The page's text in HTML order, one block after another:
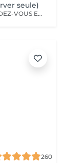
seule)
DIAGNOSTIC & CONSEIL CAPILLAIRE CE RENDEZ-VOUS EST EXCLUSIVEMENT RÉSERVÉ À UNE PREMIÈRE RENCONTRE AVEC NOTRE EXPERT CAPILLAIRE AFIN DE RÉALISER UN DIAGNOSTIC PERSONNALISÉ DE VOS CHEVEUX ET DE VOTRE CUIR CHEVELU. CETTE CONSULTATION DOIT ÊTRE RÉSERVÉE SEULE ET NE PEUT ÊTRE ASSOCIÉE À AUCUNE AUTRE PRESTATION OU RÉSERVATION. À L'ISSUE DE CET ÉCHANGE, UN ACCOMPAGNEMENT ET DES RECOMMANDATIONS ADAPTÉS À VOS BESOINS POURRONT VOUS ÊTRE PROPOSÉS. Diagnostic & Conseil Capillaire Prenez un moment privilégié pour échanger autour de vos cheveux, de vos envies et de vos habitudes. Lors de ce rendez-vous, nous réalisons un diagnostic personnalisé du cuir chevelu et de la fibre capillaire, nous vous orientons vers les coupes, couleurs et traitements les plus adaptés à votre image, à votre routine et à la beauté naturelle de vos cheveux. Nous vous apportons également des conseils personnalisés sur l'entretien à la maison ainsi que sur les produits les plus adaptés à vos besoins pour prolonger les résultats et préserver la beauté de vos cheveux au quotidien. Ce moment permet aussi de répondre à toutes vos questions et de construire ensemble un résultat entièrement sur mesure.
260